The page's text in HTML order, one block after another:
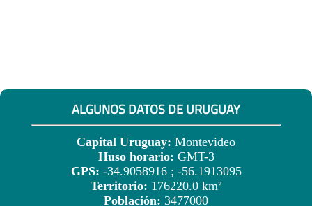
ALGUNOS DATOS DE URUGUAY
Capital Uruguay: Montevideo
Huso horario: GMT-3
GPS: -34.9058916 ; -56.1913095
Territorio: 176220.0 km²
Población: 3477000